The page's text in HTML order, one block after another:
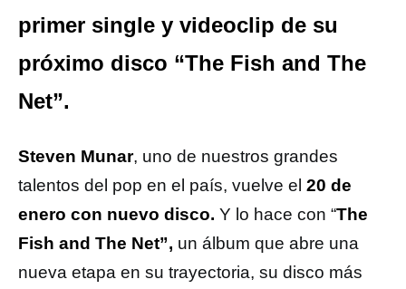
primer single y videoclip de su
próximo disco “The Fish and The
Net”.
Steven Munar, uno de nuestros grandes
talentos del pop en el país, vuelve el 20 de
enero con nuevo disco. Y lo hace con “The
Fish and The Net”, un álbum que abre una
nueva etapa en su trayectoria, su disco más